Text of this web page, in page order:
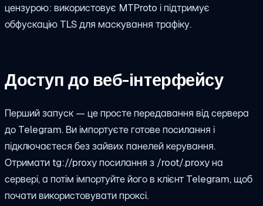
цензурою: використовує MTProto і підтримує
обфускацію TLS для маскування трафіку.
Доступ до веб-інтерфейсу
Перший запуск — це просте передавання від сервера
до Telegram. Ви імпортуєте готове посилання і
підключаєтеся без зайвих панелей керування.
Отриматиtg://proxyпосилання з /root/.proxyна
сервері, а потім імпортуйте його в клієнт Telegram, щоб
почати використовувати проксі.